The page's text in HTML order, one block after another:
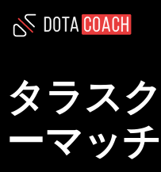
タラス
ーマッ